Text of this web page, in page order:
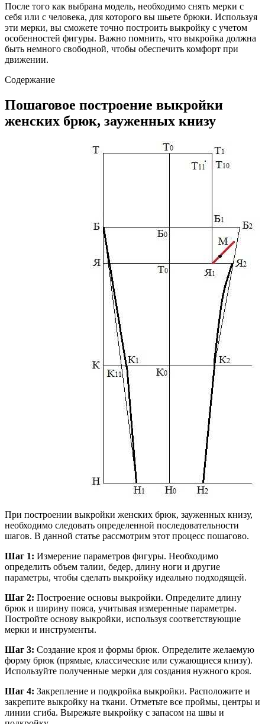
После того как выбрана модель, необходимо снять мерки с
себя или с человека, для которого вы шьете брюки. Используя
эти мерки, вы сможете точно построить выкройку с учетом
особенностей фигуры. Важно помнить, что выкройка должна
быть немного свободной, чтобы обеспечить комфорт при
движении.
Содержание
Пошаговое построение выкройки
женских брюк, зауженных книзу
При построении выкройки женских брюк, зауженных книзу,
необходимо следовать определенной последовательности
шагов. В данной статье рассмотрим этот процесс пошагово.
Шаг 1: Измерение параметров фигуры. Необходимо
определить объем талии, бедер, длину ноги и другие
параметры, чтобы сделать выкройку идеально подходящей.
Шаг 2: Построение основы выкройки. Определите длину
брюк и ширину пояса, учитывая измеренные параметры.
Постройте основу выкройки, используя соответствующие
мерки и инструменты.
Шаг 3: Создание кроя и формы брюк. Определите желаемую
форму брюк (прямые, классические или сужающиеся книзу).
Используйте полученные мерки для создания нужного кроя.
Шаг 4: Закрепление и подкройка выкройки. Расположите и
закрепите выкройку на ткани. Отметьте все проймы, центры и
линии сгиба. Вырежьте выкройку с запасом на швы и